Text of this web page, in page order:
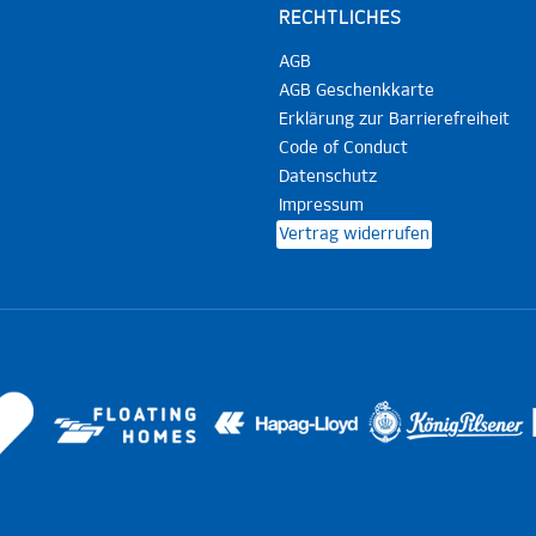
RECHTLICHES
AGB
AGB Geschenkkarte
Erklärung zur Barrierefreiheit
Code of Conduct
Datenschutz
Impressum
Vertrag widerrufen